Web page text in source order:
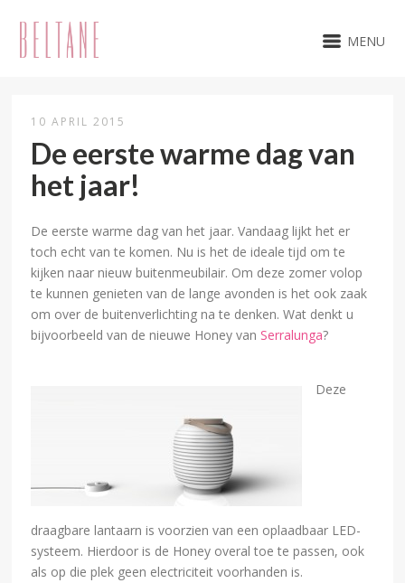
MENU
10 APRIL 2015
De eerste warme dag van
het jaar!
De eerste warme dag van het jaar. Vandaag lijkt het er
toch echt van te komen. Nu is het de ideale tijd om te
kijken naar nieuw buitenmeubilair. Om deze zomer volop
te kunnen genieten van de lange avonden is het ook zaak
om over de buitenverlichting na te denken.Wat denkt u
bijvoorbeeld van de nieuwe Honey vanSerralunga?
Deze
draagbare lantaarn is voorzien van een oplaadbaar LED-
systeem. Hierdoor is de Honey overal toe te passen, ook
als op die plek geen electriciteit voorhanden is.